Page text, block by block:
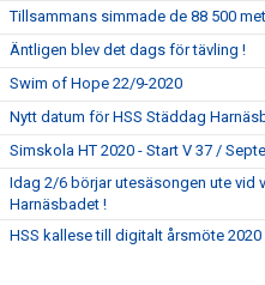
Tillsammans simmade de 88 500
Äntligen blev det dags för tävling !
Swim of Hope 22/9-2020
Nytt datum för HSS Städdag
Simskola HT 2020 - Start V 37 /
Idag 2/6 börjar utesäsongen ute vid
Harnäsbadet !
HSS kallese till digitalt årsmöte 2020